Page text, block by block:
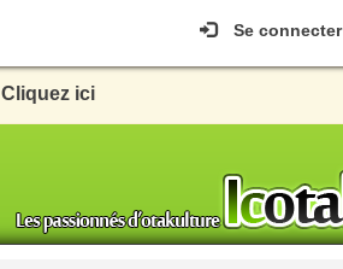
Se connecter
Cliquez ici